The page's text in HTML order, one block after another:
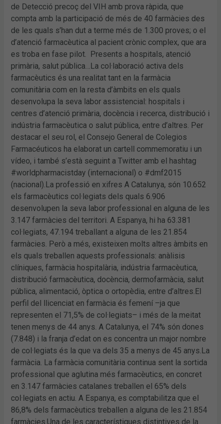
de Detecció precoç del VIH amb prova ràpida, que
compta amb la participació de més de 40 farmàcies des
de les quals s’han dut a terme més de 1.300 proves; o el
d’atenció farmacèutica al pacient crònic complex, que ara
es troba en fase pilot. Presents a hospitals, atenció
primària, salut pública…La col·laboració activa dels
farmacèutics és una realitat tant en la farmàcia
comunitària com en la resta d’àmbits en els quals
desenvolupa la seva labor assistencial: hospitals i
centres d’atenció primària, docència i recerca, distribució i
indústria farmacèutica o salut pública, entre d’altres. Per
destacar el seu rol, el Consejo General de Colegios
Farmacéuticos ha elaborat un cartell commemoratiu i un
vídeo, i també s’està seguint a Twitter amb el hashtag
#worldpharmacistday (internacional) o #dmf2015
(nacional).La professió en xifres A Catalunya, són 10.652
els farmacèutics col·legiats dels quals 6.906
desenvolupen la seva labor professional en alguna de les
3.147 farmàcies del territori. A Espanya, hi ha 63.381
col·legiats, 47.194 treballant a alguna de les 21.854
farmàcies. Però a més, existeixen molts altres àmbits en
els quals treballen aquests professionals: anàlisis
clíniques, farmàcia hospitalària, indústria farmacèutica,
distribució farmacèutica, docència, dermofarmàcia, salut
pública, alimentació, òptica o ortopèdia, entre d’altres.El
perfil del llicenciat en farmàcia és femení –ja que
representen el 71,5% de col·legiats– i més de la meitat
tenen menys de 44 anys. A Catalunya, el 74% són dones
(7.848) i la franja d’edat on es concentra un major nombre
de col·legiats és la que va dels 35 a menys de 45 anys.La
farmàcia. La farmàcia comunitària continua sent la sortida
professional que aglutina més farmacèutics, en concret
en 3.147 farmàcies catalanes treballen el 65% dels
col·legiats en actiu. A Espanya, es comptabilitza que el
86,8% dels farmacèutics treballen a alguna de les 21.854
farmàcies.Una de les característiques distintives de la